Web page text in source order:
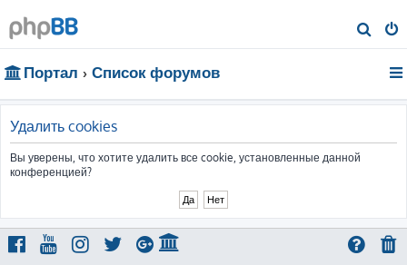
о
Портал Список форумов
Удалить cookies
Вы уверены, что хотите удалить все cookie, установленные данной
конференцией?